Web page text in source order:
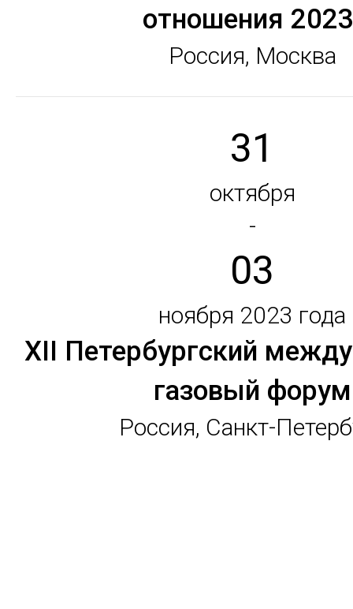
отношения
Россия, Москва
31
октября
-
03
ноября 2023 года
XII Петербургский
газовый форум
Россия, Санкт-